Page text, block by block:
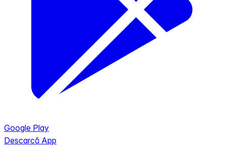
Google Play
Descarcă App